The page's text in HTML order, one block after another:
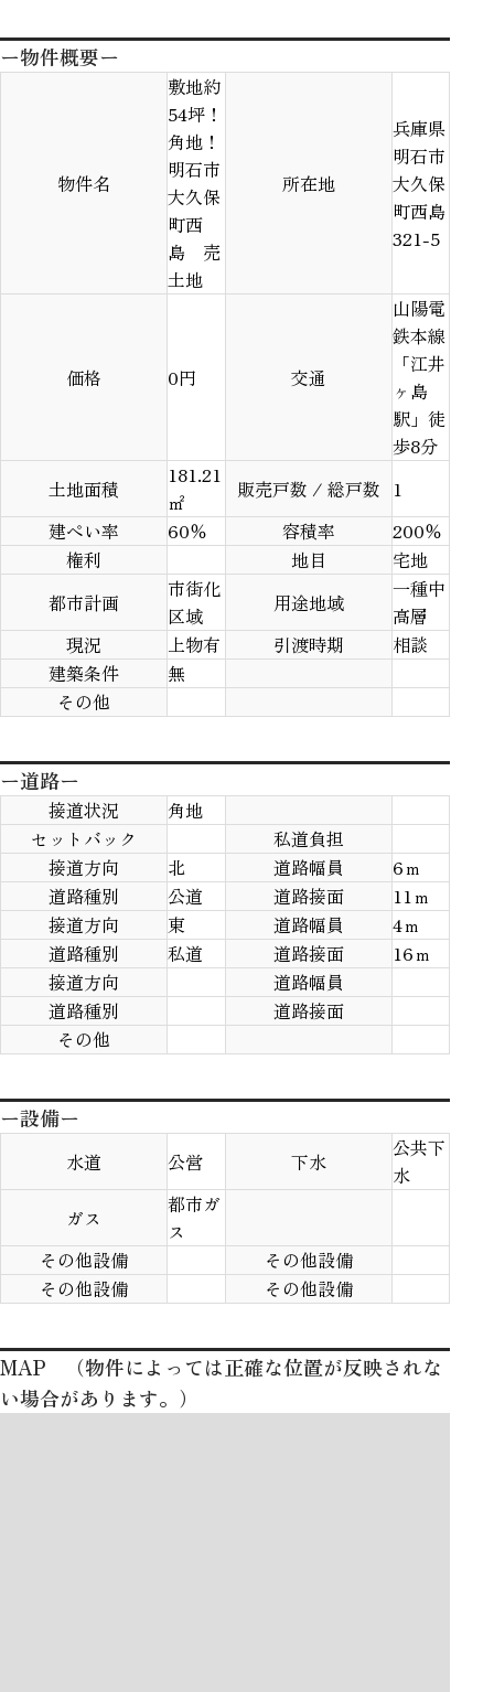
ー物件概要ー
物件名
敷地約
54坪！
角地！
明石市
大久保
町西
島 売
土地
所在地
兵庫県
明石市
大久保
町西島
321-5
価格 0円 交通
山陽電
鉄本線
「江井
ヶ島
駅」徒
歩8分
土地面積
181.21
㎡
販売戸数 / 総戸数 1
建ぺい率
60％ 容積率
200％
権利
地目
宅地
都市計画
市街化
区域
用途地域
一種中
高層
現況
上物有 引渡時期
相談
建築条件
無
その他
ー道路ー
接道状況
角地
セットバック
私道負担
接道方向
北 道路幅員
6ｍ
道路種別
公道 道路接面
11ｍ
接道方向
東 道路幅員
4ｍ
道路種別
私道 道路接面
16ｍ
接道方向
道路幅員
道路種別
道路接面
その他
ー設備ー
水道 公営 下水
公共下
水
ガス
都市ガ
ス
その他設備
その他設備
その他設備
その他設備
MAP （物件によっては正確な位置が反映されな
い場合があります。）